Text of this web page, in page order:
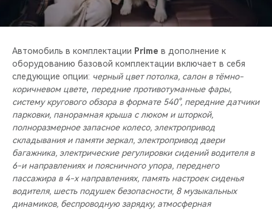
Автомобиль в комплектации Prime в дополнение к
оборудованию базовой комплектации включает в себя
следующие опции: черный цвет потолка, салон в тёмно-
коричневом цвете, передние противотуманные фары,
систему кругового обзора в формате 540°, передние датчики
парковки, панорамная крыша с люком и шторкой,
полноразмерное запасное колесо, электропривод
складывания и памяти зеркал, электропривод двери
багажника, электрические регулировки сидений водителя в
6-и направлениях и поясничного упора, переднего
пассажира в 4-х направлениях, память настроек сиденья
водителя, шесть подушек безопасности, 8 музыкальных
динамиков, беспроводную зарядку, атмосферная